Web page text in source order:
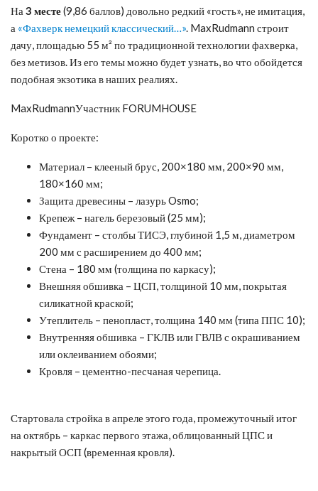
На 3 месте(9,86 баллов) довольно редкий «гость», не имитация,
а «Фахверк немецкий классический…». MaxRudmann строит
дачу, площадью 55 м² по традиционной технологии фахверка,
без метизов. Из его темы можно будет узнать, во что обойдется
подобная экзотика в наших реалиях.
MaxRudmannУчастник FORUMHOUSE
Коротко о проекте:
Материал – клееный брус, 200×180 мм, 200×90 мм,
180×160 мм;
Защита древесины – лазурь Osmo;
Крепеж – нагель березовый (25 мм);
Фундамент – столбы ТИСЭ, глубиной 1,5 м, диаметром
200 мм с расширением до 400 мм;
Стена – 180 мм (толщина по каркасу);
Внешняя обшивка – ЦСП, толщиной 10 мм, покрытая
силикатной краской;
Утеплитель – пенопласт, толщина 140 мм (типа ППС 10);
Внутренняя обшивка – ГКЛВ или ГВЛВ с окрашиванием
или оклеиванием обоями;
Кровля – цементно-песчаная черепица.
Стартовала стройка в апреле этого года, промежуточный итог
на октябрь – каркас первого этажа, облицованный ЦПС и
накрытый ОСП (временная кровля).